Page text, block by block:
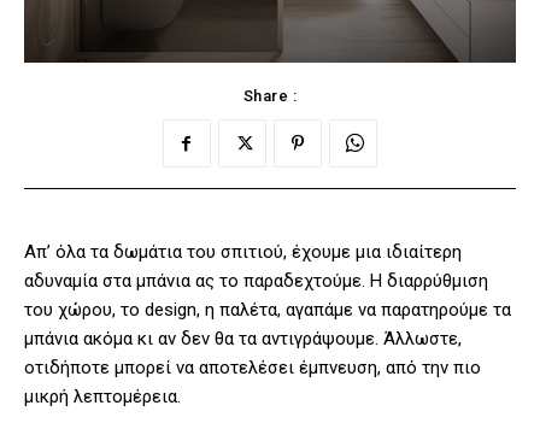
Share :
Απ’ όλα τα δωμάτια του σπιτιού, έχουμε μια ιδιαίτερη
αδυναμία στα μπάνια ας το παραδεχτούμε. Η διαρρύθμιση
του χώρου, το design, η παλέτα, αγαπάμε να παρατηρούμε τα
μπάνια ακόμα κι αν δεν θα τα αντιγράψουμε. Άλλωστε,
οτιδήποτε μπορεί να αποτελέσει έμπνευση, από την πιο
μικρή λεπτομέρεια.